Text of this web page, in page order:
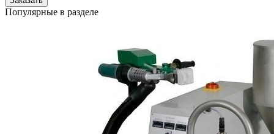
Популярные в разделе